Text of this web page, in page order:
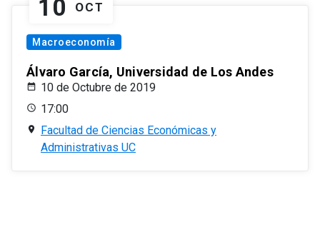
10 OCT
Macroeconomía
Álvaro García, Universidad de Los Andes
10 de Octubre de 2019
17:00
Facultad de Ciencias Económicas y
Administrativas UC